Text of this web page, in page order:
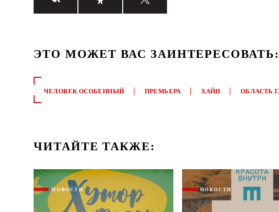
ЭТО МОЖЕТ ВАС ЗАИНТЕРЕСОВАТЬ:
ЧЕЛОВЕК ОСОБЕННЫЙ ПРЕМЬЕРА ХАЙП ОБЛАСТЬ
ЧИТАЙТЕ ТАКЖЕ:
НОВОСТИ НОВОСТИ